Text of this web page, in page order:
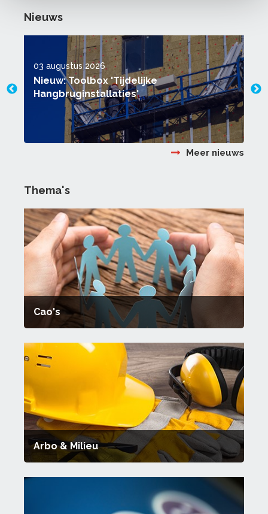
Nieuws
03 augustus 2026
Nieuw: Toolbox 'Tijdelijke
Hangbruginstallaties'
Meer nieuws
Thema's
Cao's
Arbo & Milieu